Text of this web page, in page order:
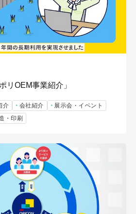
リOEM事業紹介」
介 会社紹介
展示会・イベント
・印刷